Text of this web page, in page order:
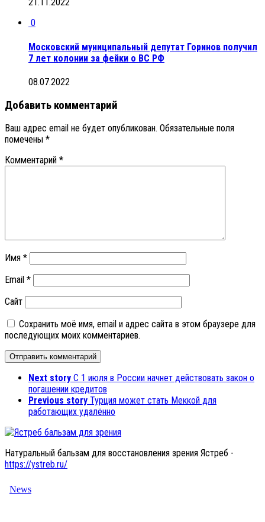
21.11.2022
0
Московский муниципальный депутат Горинов получил
7 лет колонии за фейки о ВС РФ
08.07.2022
Добавить комментарий
Ваш адрес email не будет опубликован. Обязательные поля
помечены *
Комментарий *
Имя *
Email *
Сайт
Сохранить моё имя, email и адрес сайта в этом браузере для
последующих моих комментариев.
Next story С 1 июля в России начнет действовать закон о
погашении кредитов
Previous story Турция может стать Меккой для
работающих удалённо
Натуральный бальзам для восстановления зрения Ястреб -
https://ystreb.ru/